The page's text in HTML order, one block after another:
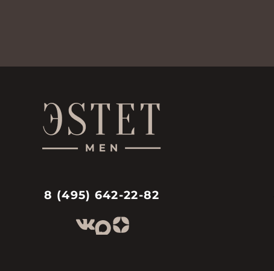
8 (495) 642-22-82